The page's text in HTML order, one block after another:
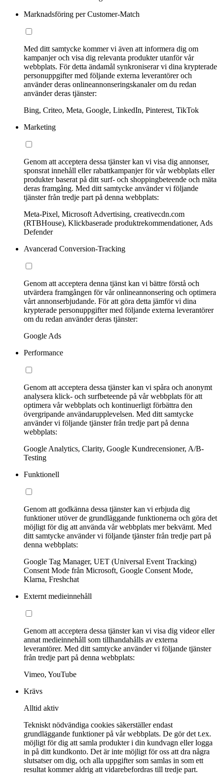
Marknadsföring per Customer-Match
Med ditt samtycke kommer vi även att informera dig om
kampanjer och visa dig relevanta produkter utanför vår
webbplats. För detta ändamål synkroniserar vi dina krypterade
personuppgifter med följande externa leverantörer och
använder deras onlineannonseringskanaler om du redan
använder deras tjänster:
Bing, Criteo, Meta, Google, LinkedIn, Pinterest, TikTok
Marketing
Genom att acceptera dessa tjänster kan vi visa dig annonser,
sponsrat innehåll eller rabattkampanjer för vår webbplats eller
produkter baserat på ditt surf- och shoppingbeteende och mäta
deras framgång. Med ditt samtycke använder vi följande
tjänster från tredje part på denna webbplats:
Meta-Pixel, Microsoft Advertising, creativecdn.com
(RTBHouse), Klickbaserade produktrekommendationer, Ads
Defender
Avancerad Conversion-Tracking
Genom att acceptera denna tjänst kan vi bättre förstå och
utvärdera framgången för vår onlineannonsering och optimera
vårt annonserbjudande. För att göra detta jämför vi dina
krypterade personuppgifter med följande externa leverantörer
om du redan använder deras tjänster:
Google Ads
Performance
Genom att acceptera dessa tjänster kan vi spåra och anonymt
analysera klick- och surfbeteende på vår webbplats för att
optimera vår webbplats och kontinuerligt förbättra den
övergripande användarupplevelsen. Med ditt samtycke
använder vi följande tjänster från tredje part på denna
webbplats:
Google Analytics, Clarity, Google Kundrecensioner, A/B-
Testing
Funktionell
Genom att godkänna dessa tjänster kan vi erbjuda dig
funktioner utöver de grundläggande funktionerna och göra det
möjligt för dig att använda vår webbplats mer bekvämt. Med
ditt samtycke använder vi följande tjänster från tredje part på
denna webbplats:
Google Tag Manager, UET (Universal Event Tracking)
Consent Mode från Microsoft, Google Consent Mode,
Klarna, Freshchat
Externt medieinnehåll
Genom att acceptera dessa tjänster kan vi visa dig videor eller
annat medieinnehåll som tillhandahålls av externa
leverantörer. Med ditt samtycke använder vi följande tjänster
från tredje part på denna webbplats:
Vimeo, YouTube
Krävs
Alltid aktiv
Tekniskt nödvändiga cookies säkerställer endast
grundläggande funktioner på vår webbplats. De gör det t.ex.
möjligt för dig att samla produkter i din kundvagn eller logga
in på ditt kundkonto. Det är inte möjligt för oss att dra några
slutsatser om dig, och alla uppgifter som samlas in som ett
resultat kommer aldrig att vidarebefordras till tredje part.